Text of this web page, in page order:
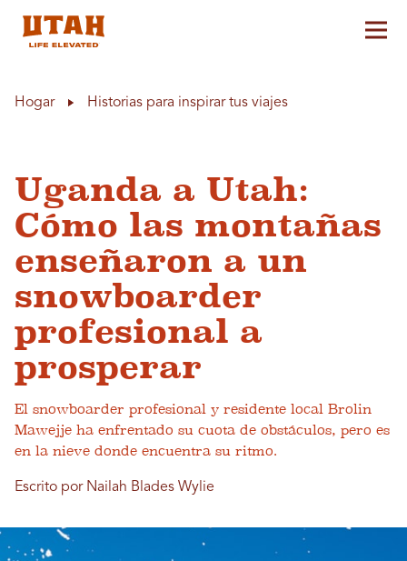
Hogar Historias para inspirar tus viajes
Uganda a Utah:
Cómo las montañas
enseñaron a un
snowboarder
profesional a
prosperar
El snowboarder profesional y residente local Brolin
Mawejje ha enfrentado su cuota de obstáculos, pero es
en la nieve donde encuentra su ritmo.
Escrito por Nailah Blades Wylie